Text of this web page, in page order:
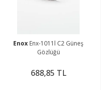
Enox Enx-1011l C2 Güneş
Gözlüğü
688,85 TL